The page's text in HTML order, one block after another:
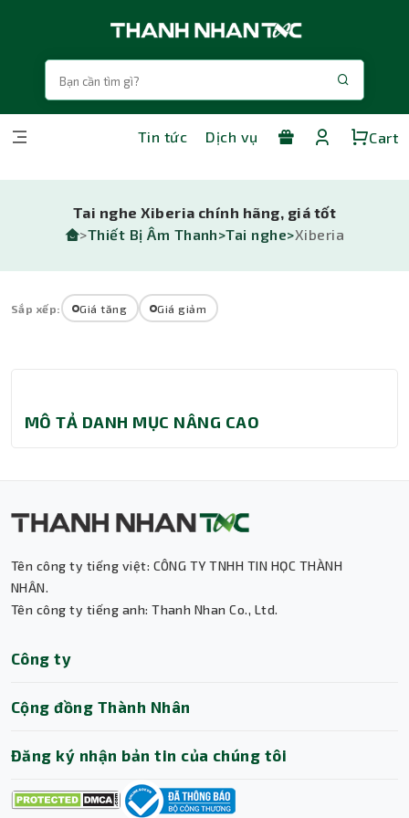
Tin tức Dịch vụ Cart
Tai nghe Xiberia chính hãng, giá tốt
>Thiết Bị Âm Thanh>Tai nghe>Xiberia
Sắp xếp: Giá tăng Giá giảm
MÔ TẢ DANH MỤC NÂNG CAO
Tên công ty tiếng việt: CÔNG TY TNHH TIN HỌC THÀNH
NHÂN.
Tên công ty tiếng anh: Thanh Nhan Co., Ltd.
Công ty
Cộng đồng Thành Nhân
Đăng ký nhận bản tin của chúng tôi
Trợ lý AI • Phản hồi tức thì